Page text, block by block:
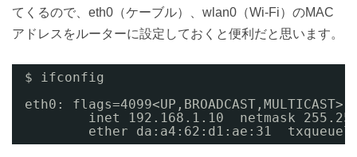
てくるので、eth0（ケーブル）、wlan0（Wi-Fi）のMAC
アドレスをルーターに設定しておくと便利だと思います。
$ ifconfig
eth0: flags=4099<UP,BROADCAST,MULTICAST>
inet 192.168.1.10  netmask
ether da:a4:62:d1:ae:31